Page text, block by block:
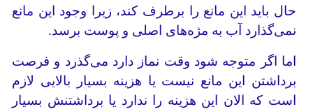
حال باید این مانع را برطرف کند، زیرا وجود این مانع
نمی‌گذارد آب به مژه‌های اصلی و پوست برسد.
اما اگر متوجه شود وقت نماز دارد می‌گذرد و فرصت
برداشتن این مانع نیست یا هزینه بسیار بالایی لازم
است که الان این هزینه را ندارد یا برداشتنش بسیار